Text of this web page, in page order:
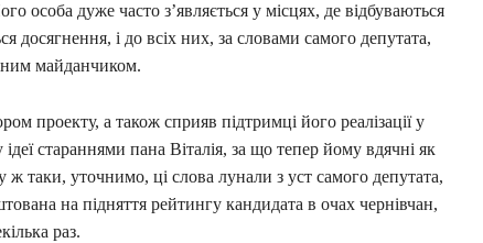
особа дуже часто з’являється у місцях, де відбуваються
досягнення, і до всіх них, за словами самого депутата,
майданчиком.
проекту, а також сприяв підтримці його реалізації у
стараннями пана Віталія, за що тепер йому вдячні як
таки, уточнимо, ці слова лунали з уст самого депутата,
на підняття рейтингу кандидата в очах чернівчан,
раз.